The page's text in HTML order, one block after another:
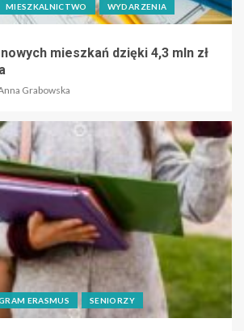
MIESZKALNICTWO WYDARZENIA
mieszkań dzięki 4,3 mln zł
Grabowska
ERASMUS SENIORZY